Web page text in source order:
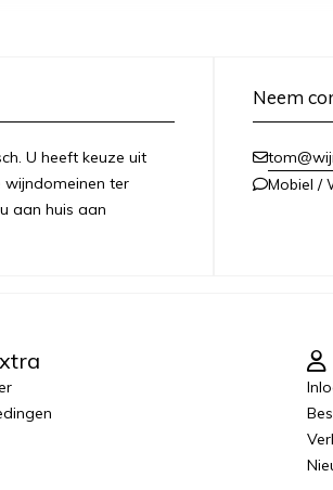
U heeft keuze uit
wijndomeinen ter
aan huis aan
Neem
Mobiel /